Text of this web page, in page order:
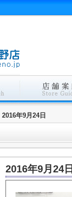
2016年9月24日
2016年9月24日